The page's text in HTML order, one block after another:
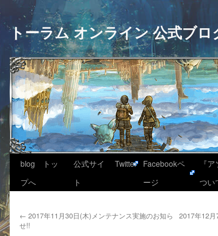
トーラム オンライン 公式ブロ
blog トッ
プへ
公式サイ
ト
Twitter
Facebookペ
ージ
『
つい
← 2017年11月30日(木)メンテナンス実施のお知ら
せ!!
2017年12